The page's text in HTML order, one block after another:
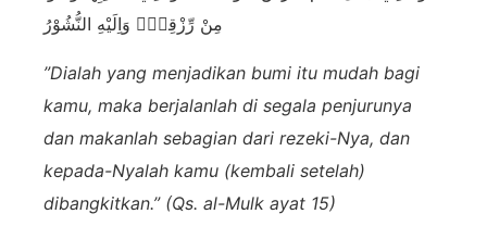
مِنْ رِّزْقِهٖۗ وَاِلَيْهِ النُّشُوْرُ
”Dialah yang menjadikan bumi itu mudah bagi
kamu, maka berjalanlah di segala penjurunya
dan makanlah sebagian dari rezeki-Nya, dan
kepada-Nyalah kamu (kembali setelah)
dibangkitkan.” (Qs. al-Mulk ayat 15)